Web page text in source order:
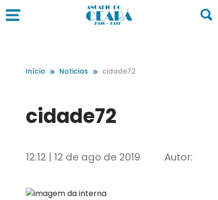
Início Noticias cidade72
cidade72
12:12 | 12 de ago de 2019 Autor: